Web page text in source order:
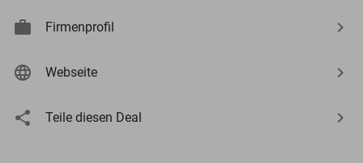
Firmenprofil
Webseite
Teile diesen Deal